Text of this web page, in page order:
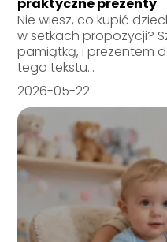
Nie wiesz, co kupić
w setkach propozycji?
pamiątką, i prezentem
tego tekstu...
2026-05-22